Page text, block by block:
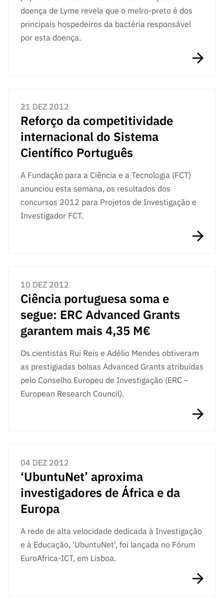
doença de Lyme revela que o melro-preto é dos
principais hospedeiros da bactéria responsável
por esta doença.
21 DEZ 2012
Reforço da competitividade
internacional do Sistema
Científico Português
A Fundação para a Ciência e a Tecnologia (FCT)
anunciou esta semana, os resultados dos
concursos 2012 para Projetos de Investigação e
Investigador FCT.
10 DEZ 2012
Ciência portuguesa soma e
segue: ERC Advanced Grants
garantem mais 4,35 M€
Os cientistas Rui Reis e Adélio Mendes obtiveram
as prestigiadas bolsas Advanced Grants atribuídas
pelo Conselho Europeu de Investigação (ERC –
European Research Council).
04 DEZ 2012
‘UbuntuNet’ aproxima
investigadores de África e da
Europa
A rede de alta velocidade dedicada à Investigação
e à Educação, 'UbuntuNet', foi lançada no Fórum
EuroAfrica-ICT, em Lisboa.